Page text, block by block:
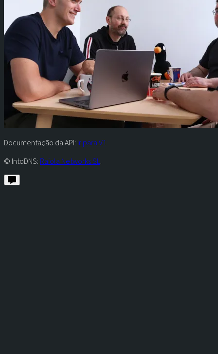
Documentação da API: Ir para V1
© IntoDNS: Raiola Networks SL.